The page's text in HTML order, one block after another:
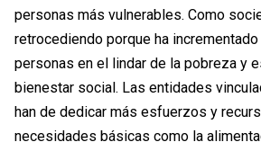
personas más vulnerables. Como
retrocediendo porque ha
personas en el lindar de la pobreza y
bienestar social. Las entidades
han de dedicar más esfuerzos y
necesidades básicas como la